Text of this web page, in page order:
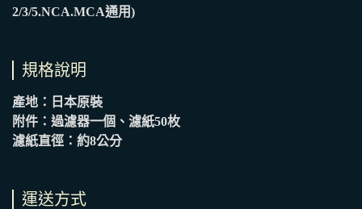
2/3/5.NCA.MCA通用)
規格說明
產地：日本原裝
附件：過濾器一個、濾紙50枚
濾紙直徑：約8公分
運送方式